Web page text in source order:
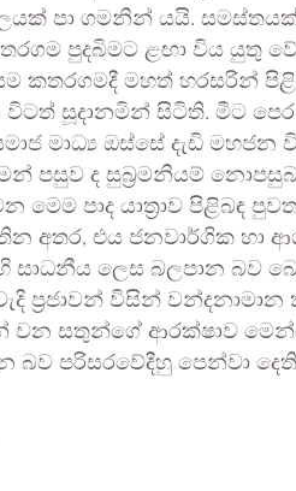
පා ගමනින් යයි.
පුදබිමට ළඟා විය යුතු
කතරගමදී මහත් හරසරින්
සූදානමින් සිටිති. මීට
මාධ්‍ය ඔස්සේ දැඩි
පසුව ද සුබ්‍රමනියම්
මෙම පාද යාත්‍රාව පිළිබඳ
අතර, එය ජනවාර්ගික හා
සාධනීය ලෙස බලපාන බව
ප්‍රජාවන් විසින්
සතුන්ගේ ආරක්ෂාව
පරිසරවේදීහු පෙන්වා